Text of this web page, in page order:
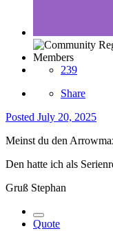
Members
239
Share
Posted July 20, 2025
Meinst du den
Den hatte ich als
Gruß Stephan
Quote